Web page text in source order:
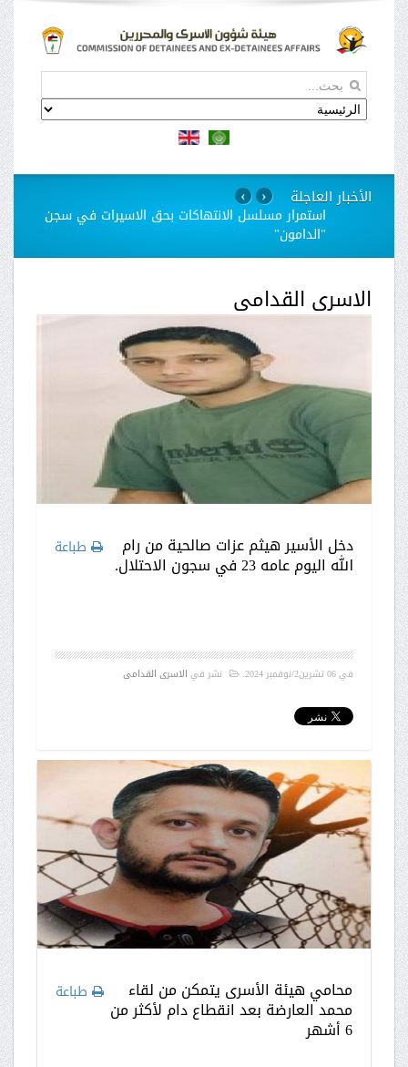
الأخبار العاجلة
استمرار مسلسل الانتهاكات بحق الاسيرات في سجن
"الدامون"
› ‹
الاسرى القدامى
طباعة دخل الأسير هيثم عزات صالحية من رام
الله اليوم عامه 23 في سجون الاحتلال.
في06 تشرين2/نوفمبر 2024 . نشر في الاسرى القدامى
طباعة محامي هيئة الأسرى يتمكن من لقاء
محمد العارضة بعد انقطاع دام لأكثر من
6 أشهر